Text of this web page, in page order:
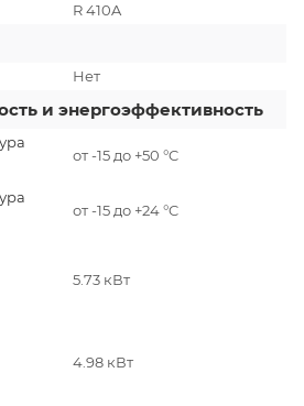
R 410A
Нет
и энергоэффективность
от -15 до +50 °C
от -15 до +24 °C
5.73 кВт
4.98 кВт